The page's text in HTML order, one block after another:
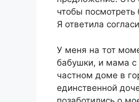
чтобы посмотреть
Я ответила
У меня на тот
бабушки, и мама с
частном доме в
единственной